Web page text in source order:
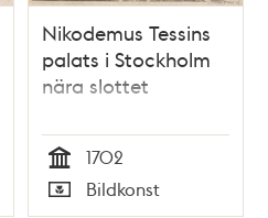
Nikodemus Tessins
palats i Stockholm
nära slottet
Tid
1702
Bildkonst